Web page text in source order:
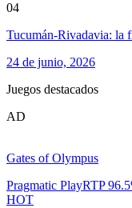
04
Tucumán-Rivadavia: la
24 de junio, 2026
Juegos destacados
AD
Gates of Olympus
Pragmatic PlayRTP96.5
HOT